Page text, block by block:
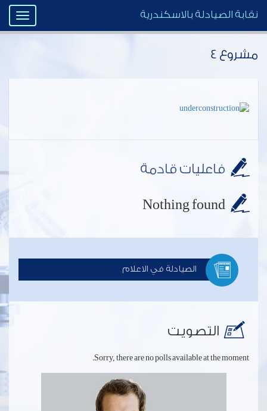
Toggle
نقابة الصيادلة بالاسكندرية
مشروع 4
فاعليات قادمة
Nothing found
الصيادلة في الاعلام
التصويت
Sorry, there are no polls available at the moment.